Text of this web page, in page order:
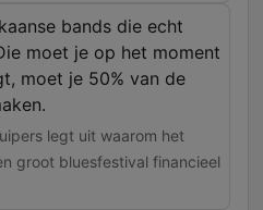
bands die echt
moet je op het moment
moet je 50% van de
legt uit waarom het
groot bluesfestival financieel